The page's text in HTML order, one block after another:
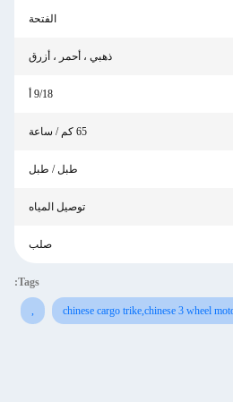
الفتحة
ذهبي ، أحمر ، أزرق
9/18 أ
65 كم / ساعة
طبل / طبل
توصيل المياه
صلب
Tags:
chinese cargo trike,chinese 3 wheel
,